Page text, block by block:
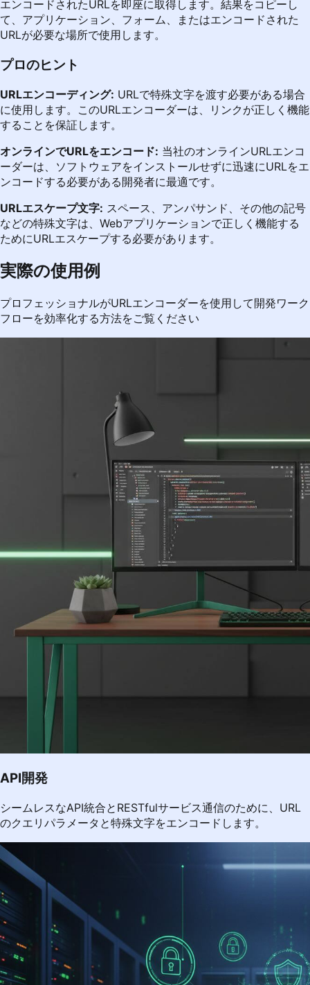
エンコードされたURLを即座に取得します。結果をコピーし
て、アプリケーション、フォーム、またはエンコードされた
URLが必要な場所で使用します。
プロのヒント
URLエンコーディング: URLで特殊文字を渡す必要がある場合
に使用します。このURLエンコーダーは、リンクが正しく機能
することを保証します。
オンラインでURLをエンコード: 当社のオンラインURLエンコ
ーダーは、ソフトウェアをインストールせずに迅速にURLをエ
ンコードする必要がある開発者に最適です。
URLエスケープ文字: スペース、アンパサンド、その他の記号
などの特殊文字は、Webアプリケーションで正しく機能する
ためにURLエスケープする必要があります。
実際の使用例
プロフェッショナルがURLエンコーダーを使用して開発ワーク
フローを効率化する方法をご覧ください
API開発
シームレスなAPI統合とRESTfulサービス通信のために、URL
のクエリパラメータと特殊文字をエンコードします。